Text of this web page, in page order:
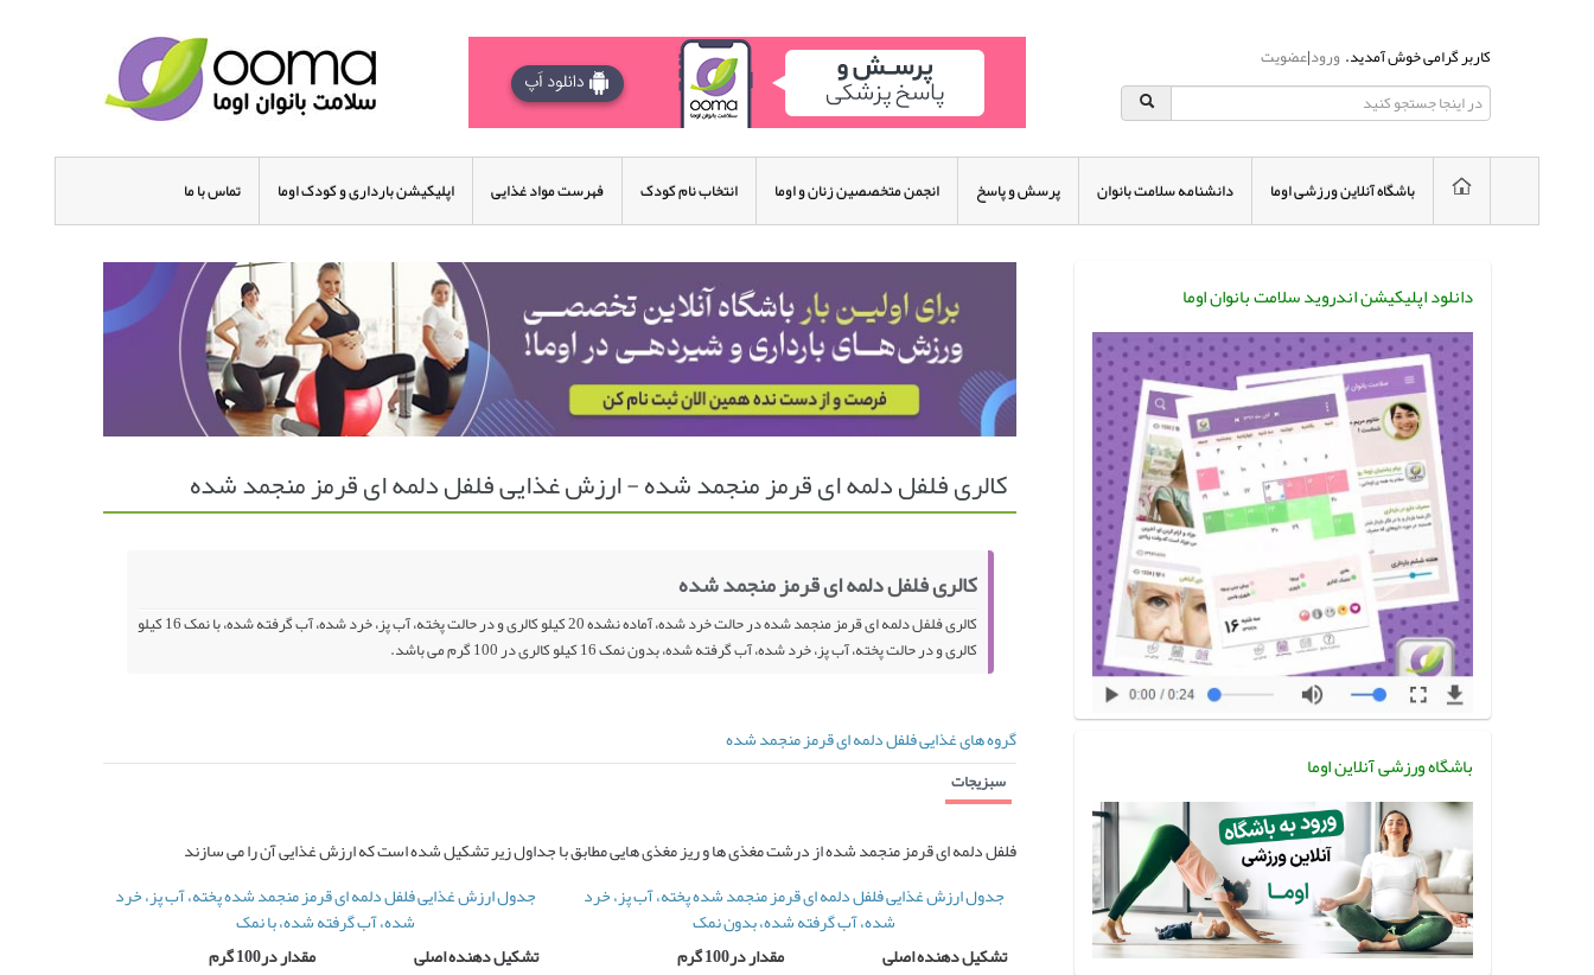
کاربر گرامی خوش آمدید.ورود|عضویت
باشگاه آنلاین ورزشی اوما دانشنامه سلامت بانوان پرسش و پاسخ انجمن متخصصین زنان و اوما انتخاب نام کودک فهرست مواد غذایی اپلیکیشن بارداری و کودک اوما تماس با ما
کالری فلفل دلمه ای قرمز منجمد شده - ارزش غذایی فلفل دلمه ای قرمز منجمد شده
کالری فلفل دلمه ای قرمز منجمد شده
کالری فلفل دلمه ای قرمز منجمد شده در حالت خرد شده، آماده نشده 20 کیلو کالری و در حالت پخته، آب پز، خرد شده، آب گرفته شده، با نمک 16 کیلو
کالری و در حالت پخته، آب پز، خرد شده، آب گرفته شده، بدون نمک 16 کیلو کالری در 100 گرم می باشد.
گروه های غذایی فلفل دلمه ای قرمز منجمد شده
سبزیجات
فلفل دلمه ای قرمز منجمد شده از درشت مغذی ها و ریز مغذی هایی مطابق با جداول زیر تشکیل شده است که ارزش غذایی آن را می سازند
جدول ارزش غذایی فلفل دلمه ای قرمز منجمد شده پخته، آب پز، خرد
شده، آب گرفته شده، با نمک
تشکیل دهنده اصلی
مقدار در100 گرم
جدول ارزش غذایی فلفل دلمه ای قرمز منجمد شده پخته، آب پز، خرد
شده، آب گرفته شده، بدون نمک
تشکیل دهنده اصلی
مقدار در100 گرم
دانلود اپلیکیشن اندروید سلامت بانوان اوما
باشگاه ورزشی آنلاین اوما